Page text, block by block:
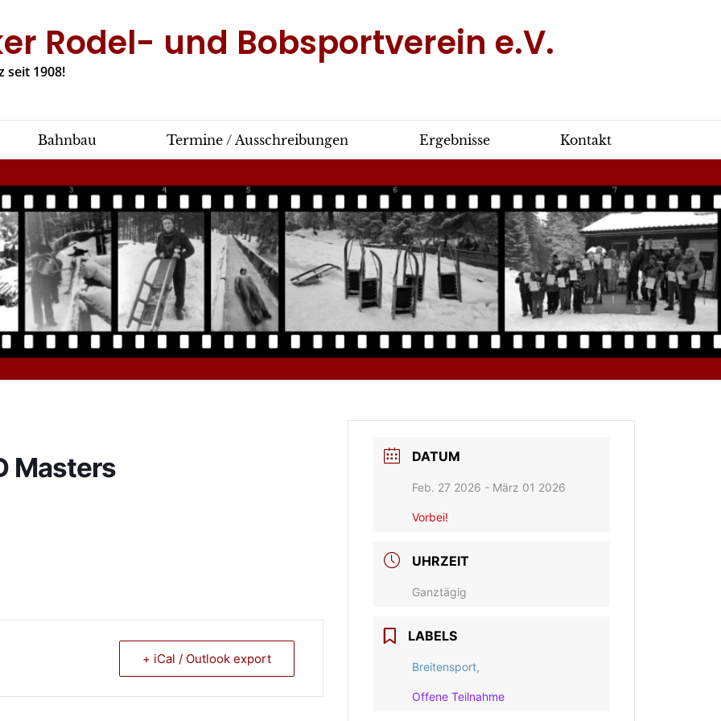
Rodel- und Bobsportverein e.V.
seit 1908!
Bahnbau Termine / Ausschreibungen Ergebnisse Kontakt
Masters
+ iCal / Outlook export
DATUM
Feb. 27 2026 - März 01 2026
Vorbei!
UHRZEIT
Ganztägig
LABELS
Breitensport,
Offene Teilnahme